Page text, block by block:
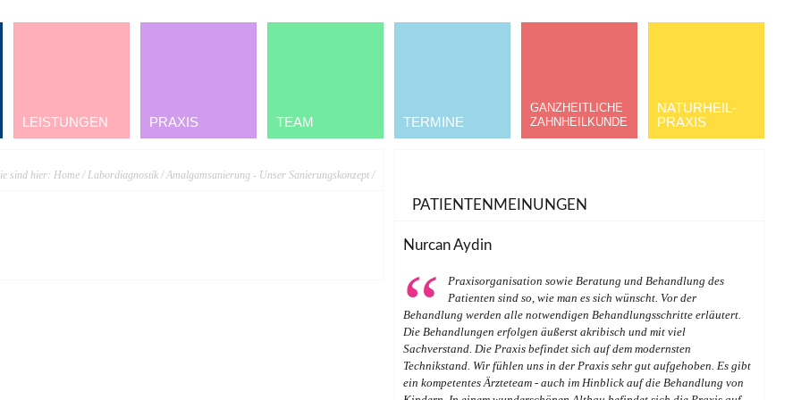
LEISTUNGEN PRAXIS TEAM TERMINE
GANZHEITLICHE
ZAHNHEILKUNDE
NATURHEIL­
PRAXIS
sind hier: Home /Labordiagnostik /Amalgamsanierung - Unser Sanierungskonzept /
PATIENTENMEINUNGEN
Nurcan Aydin
Praxisorganisation sowie Beratung und Behandlung des
Patienten sind so, wie man es sich wünscht. Vor der
Behandlung werden alle notwendigen Behandlungsschritte erläutert.
Die Behandlungen erfolgen äußerst akribisch und mit viel
Sachverstand. Die Praxis befindet sich auf dem modernsten
Technikstand. Wir fühlen uns in der Praxis sehr gut aufgehoben. Es gibt
ein kompetentes Ärzteteam - auch im Hinblick auf die Behandlung von